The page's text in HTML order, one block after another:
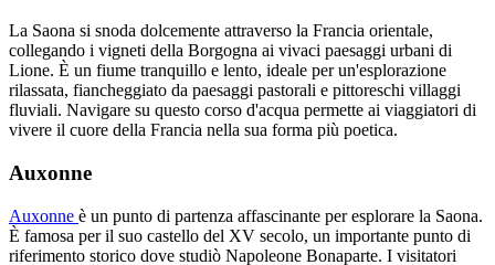
La Saona si snoda dolcemente attraverso la Francia orientale,
collegando i vigneti della Borgogna ai vivaci paesaggi urbani di
Lione. È un fiume tranquillo e lento, ideale per un'esplorazione
rilassata, fiancheggiato da paesaggi pastorali e pittoreschi villaggi
fluviali. Navigare su questo corso d'acqua permette ai viaggiatori di
vivere il cuore della Francia nella sua forma più poetica.
Auxonne
Auxonne è un punto di partenza affascinante per esplorare la Saona.
È famosa per il suo castello del XV secolo, un importante punto di
riferimento storico dove studiò Napoleone Bonaparte. I visitatori